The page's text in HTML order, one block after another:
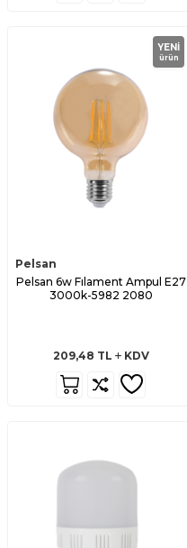
YENI
ürün
Pelsan
Pelsan 6w Fılament Ampul E27
3000k-5982 2080
209,48 TL KDV